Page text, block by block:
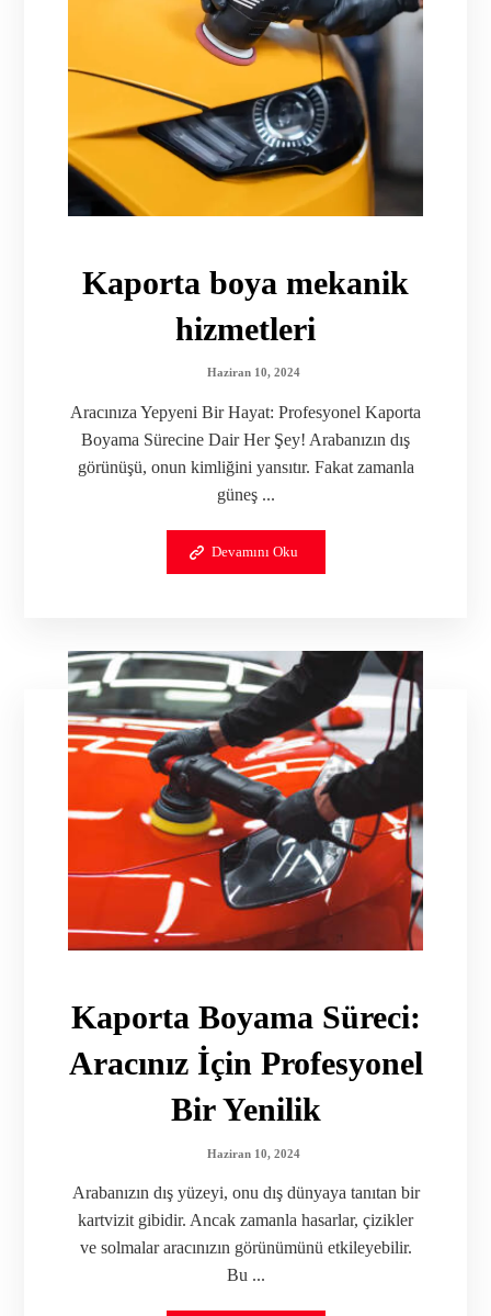
Kaporta boya mekanik
hizmetleri
Haziran 10, 2024
Aracınıza Yepyeni Bir Hayat: Profesyonel Kaporta
Boyama Sürecine Dair Her Şey! Arabanızın dış
görünüşü, onun kimliğini yansıtır. Fakat zamanla
güneş ...
Devamını Oku
Kaporta Boyama Süreci:
Aracınız İçin Profesyonel
Bir Yenilik
Haziran 10, 2024
Arabanızın dış yüzeyi, onu dış dünyaya tanıtan bir
kartvizit gibidir. Ancak zamanla hasarlar, çizikler
ve solmalar aracınızın görünümünü etkileyebilir.
Bu ...